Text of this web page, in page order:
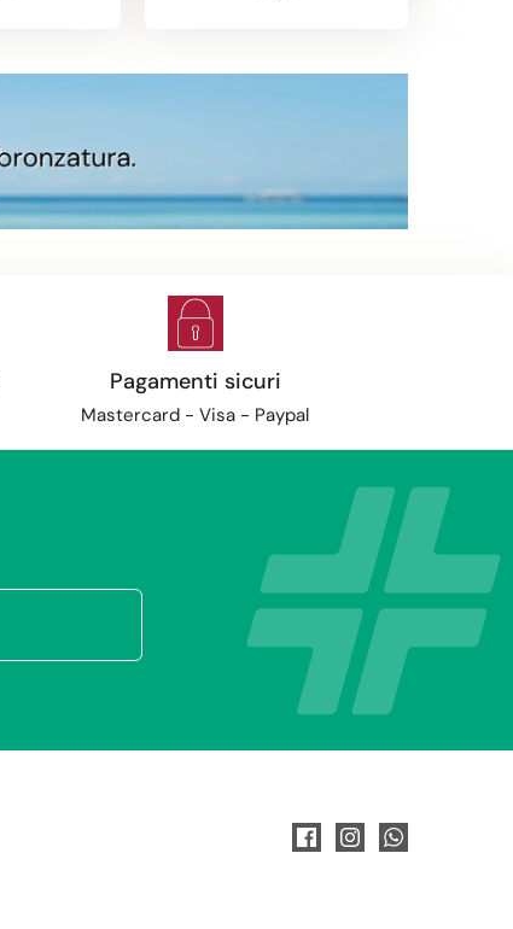
Pagamenti sicuri
Mastercard - Visa - Paypal